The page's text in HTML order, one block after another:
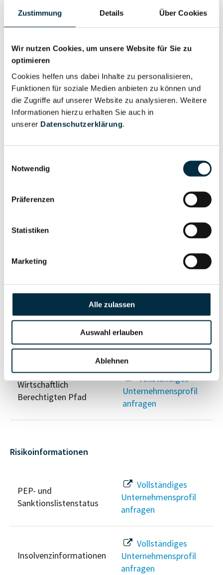
Zustimmung Details Über Cookies
Wir nutzen Cookies, um unsere Website für Sie zu
optimieren
Cookies helfen uns dabei Inhalte zu personalisieren,
Funktionen für soziale Medien anbieten zu können und
die Zugriffe auf unserer Website zu analysieren. Weitere
Informationen hierzu erhalten Sie auch in
unserer Datenschutzerklärung.
Notwendig
Präferenzen
Statistiken
Marketing
Alle zulassen
Auswahl erlauben
Ablehnen
Personen im Unternehmen
Geschäftsführer (1)
Für registrierte
Nutzer
Berechtigter
Unternehmensprofil
Eigentums- und Kontrollstruktur
Vollständiges
Unternehmensprofil
Unternehmensnetzwerk
Vollständiges
Unternehmensprofil
anfragen
Wirtschaftlich
Berechtigten Pfad
Vollständiges
Unternehmensprofil
anfragen
Risikoinformationen
PEP- und
Sanktionslistenstatus
Vollständiges
Unternehmensprofil
anfragen
Insolvenzinformationen
Vollständiges
Unternehmensprofil
anfragen